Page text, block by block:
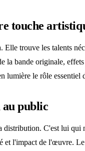
touche
trouve les talents
la bande originale,
lumière le rôle essentiel
public
C'est lui
l'impact de l'œuvre.